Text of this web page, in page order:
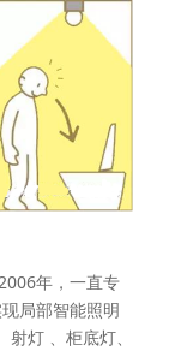
年，一直专
局部智能照明
灯 、柜底灯、